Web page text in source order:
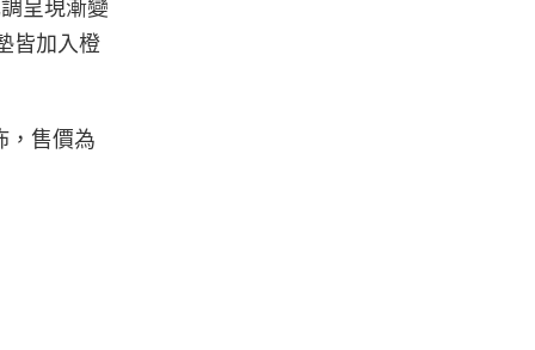
皆加入橙
，售價為